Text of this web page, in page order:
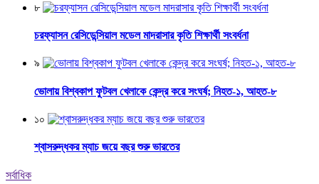
৮
চরফ্যাসন রেসিডেন্সিয়াল মডেল মাদরাসার কৃতি শিক্ষার্থী সংবর্ধনা
৯
ভোলায় বিশ্বকাপ ফুটবল খেলাকে কেন্দ্র করে সংঘর্ষ; নিহত-১, আহত-৮
১০
শ্বাসরুদ্ধকর ম্যাচ জয়ে বছর শুরু ভারতের
সর্বাধিক